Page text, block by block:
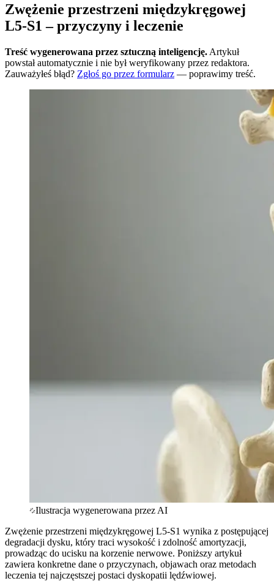
Zwężenie przestrzeni międzykręgowej
L5-S1 – przyczyny i leczenie
Treść wygenerowana przez sztuczną inteligencję. Artykuł
powstał automatycznie i nie był weryfikowany przez redaktora.
Zauważyłeś błąd? Zgłoś go przez formularz — poprawimy treść.
Ilustracja wygenerowana przez AI
Zwężenie przestrzeni międzykręgowej L5-S1 wynika z postępującej
degradacji dysku, który traci wysokość i zdolność amortyzacji,
prowadząc do ucisku na korzenie nerwowe. Poniższy artykuł
zawiera konkretne dane o przyczynach, objawach oraz metodach
leczenia tej najczęstszej postaci dyskopatii lędźwiowej.